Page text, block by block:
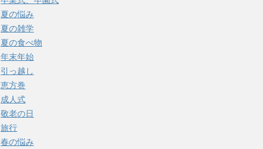
夏の悩み
夏の雑学
夏の食べ物
年末年始
引っ越し
恵方巻
成人式
敬老の日
旅行
春の悩み